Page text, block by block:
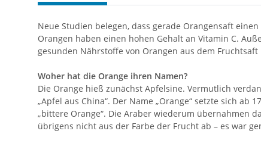
Neue Studien belegen, dass gerade Orangensaft
Orangen haben einen hohen Gehalt an Vitamin C.
gesunden Nährstoffe von Orangen aus dem
Woher hat die Orange ihren Namen?
Die Orange hieß zunächst Apfelsine. Vermutlich
„Apfel aus China“. Der Name „Orange“ setzte sich
„bittere Orange“. Die Araber wiederum übernahmen
übrigens nicht aus der Farbe der Frucht ab – es war